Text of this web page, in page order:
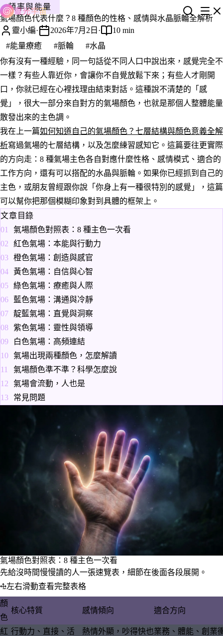
靈光宇宙
頻率與能量
氣場顏色代表什麼？8 種顏色的性格、感情與水晶脈輪全解析
靈小編· 2026年7月2日 ·
10 min
#能量療癒
#脈輪
#水晶
你有沒有一種經驗，同一句話從不同人口中說出來，感覺完全不
一樣？有些人靠近你，會讓你不自覺放鬆下來；有些人才剛開
口，你就已經在心裡找理由結束對話。這種說不清楚的「感
覺」，很大一部分來自對方的氣場顏色，也就是那個人整體能量
散發出來的主色調。
我在上一篇如何知道自己的氣場顏色？七層結構與顏色意義全解
析寫過氣場的七層結構，以及怎麼練習感知它。這篇要往更實際
的方向走：8 種氣場主色各自對應什麼性格、感情模式、適合的
工作方向，還有可以搭配的水晶與脈輪。如果你已經抓到自己的
主色，或朋友曾經跟你說「你身上有一種很特別的感覺」，這篇
可以幫你把那個模糊印象對到具體的框架上。
文章目錄
氣場顏色對照表：8 種主色一次看
紅色氣場：本能與行動力
橙色氣場：創造與感官
黃色氣場：自信與心智
綠色氣場：療癒與人際
藍色氣場：溝通與冷靜
靛藍氣場：直覺與洞察
紫色氣場：靈性與領導
白色氣場：高頻連結
氣場出現兩種顏色，怎麼解讀
氣場顏色準不準？科學怎麼說
氣場會流動，人也是
常見問題
氣場顏色對照表：8 種主色一次看
先給沒時間慢慢讀的人一張速覽表，細節在後面各段展開。
左右滑動查看完整表格
顏
色
核心特質 感情傾向 適合方向
紅 行動力、直接、活
熱情外顯，吵得快也業務、體能、創業